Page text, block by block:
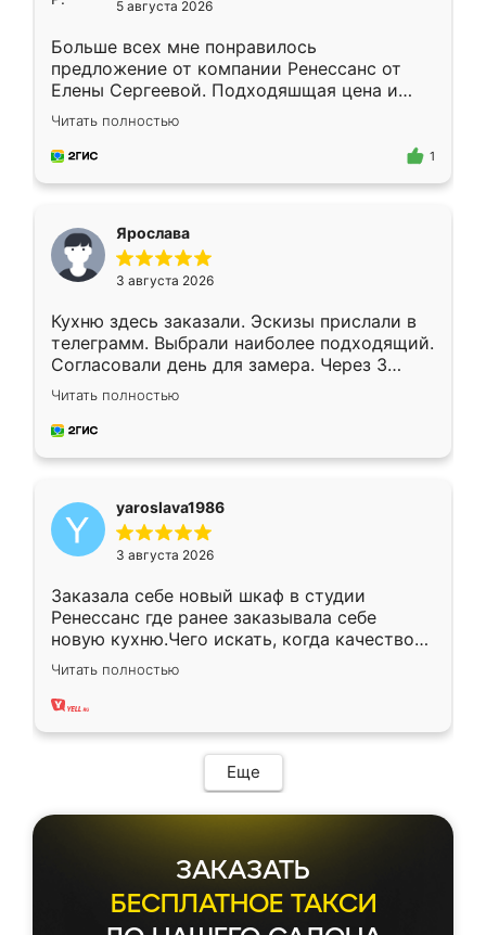
5 августа 2026
Больше всех мне понравилось
предложение от компании Ренессанс от
Елены Сергеевой. Подходяшщая цена и
короткие сроки изготовления. Приехавший
для замера сотрудник Владислав
предложил по моему эскизу самый
Читать полностью
1
Ярослава
3 августа 2026
Кухню здесь заказали. Эскизы прислали в
телеграмм. Выбрали наиболее подходящий.
Согласовали день для замера. Через 3
недели кухня была уже готова. Остались
довольны работой. Спасибо Ренессанс
мебель за качественную работу!
Читать полностью
yaroslava1986
3 августа 2026
Заказала себе новый шкаф в студии
Ренессанс где ранее заказывала себе
новую кухню.Чего искать, когда качеством
вполне довольна. Служит кухня уже почти
два года, нареканий нет.
Читать полностью
Еще
ЗАКАЗАТЬ
БЕСПЛАТНОЕ ТАКСИ